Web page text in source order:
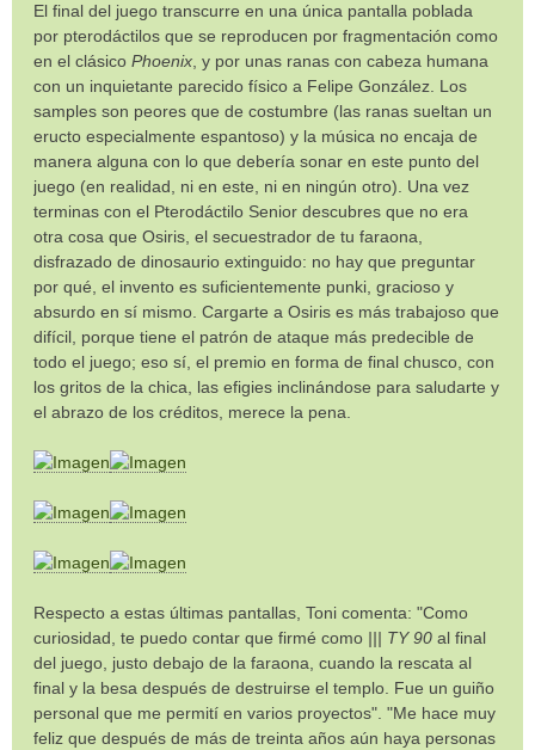
El final del juego transcurre en una única pantalla poblada
por pterodáctilos que se reproducen por fragmentación como
en el clásico Phoenix , y por unas ranas con cabeza humana
con un inquietante parecido físico a Felipe González. Los
samples son peores que de costumbre (las ranas sueltan un
eructo especialmente espantoso) y la música no encaja de
manera alguna con lo que debería sonar en este punto del
juego (en realidad, ni en este, ni en ningún otro). Una vez
terminas con el Pterodáctilo Senior descubres que no era
otra cosa que Osiris, el secuestrador de tu faraona,
disfrazado de dinosaurio extinguido: no hay que preguntar
por qué, el invento es suficientemente punki, gracioso y
absurdo en sí mismo. Cargarte a Osiris es más trabajoso que
difícil, porque tiene el patrón de ataque más predecible de
todo el juego; eso sí, el premio en forma de final chusco, con
los gritos de la chica, las efigies inclinándose para saludarte y
el abrazo de los créditos, merece la pena.
Respecto a estas últimas pantallas, Toni comenta: "Como
curiosidad, te puedo contar que firmé como ||| TY 90 al final
del juego, justo debajo de la faraona, cuando la rescata al
final y la besa después de destruirse el templo. Fue un guiño
personal que me permití en varios proyectos". "Me hace muy
feliz que después de más de treinta años aún haya personas